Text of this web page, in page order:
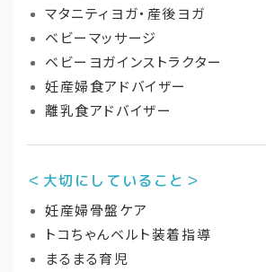
マタニティヨガ・産後ヨガ
ベビーマッサージ
ベビーヨガインストラクター
妊産婦食アドバイザー
離乳食アドバイザー
＜大切にしていること＞
妊産婦骨盤ケア
トコちゃんベルト装着指導
まるまる育児